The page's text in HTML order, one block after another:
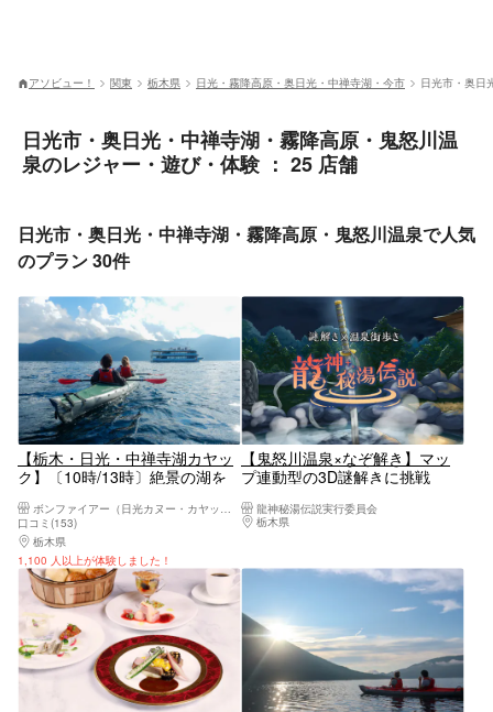
アソビュー！ 関東 栃木県 日光・霧降高原・奥日光・中禅寺湖・今市 日光市・奥日
日光市・奥日光・中禅寺湖・霧降高原・鬼怒川温
泉のレジャー・遊び・体験 ： 25 店舗
日光市・奥日光・中禅寺湖・霧降高原・鬼怒川温泉で人気
のプラン 30件
【栃木・日光・中禅寺湖カヤッ
ク】〔10時/13時〕絶景の湖を
カット付き
ボンファイアー（日光カヌー・カヤック体験）
口コミ(153)
栃木県
1,100 人以上が体験しました！
【鬼怒川温泉×なぞ解き】マッ
プ連動型の3D謎解きに挑戦
龍神秘湯伝説実行委員会
栃木県